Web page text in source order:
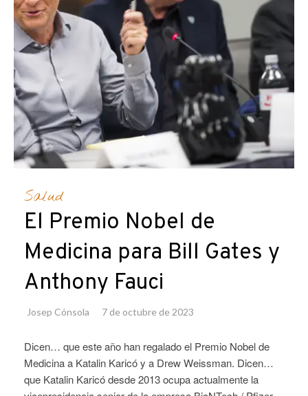
Salud
El Premio Nobel de
Medicina para Bill Gates y
Anthony Fauci
Josep Cónsola 7 de octubre de 2023
Dicen… que este año han regalado el Premio Nobel de
Medicina a Katalin Karicó y a Drew Weissman. Dicen…
que Katalin Karicó desde 2013 ocupa actualmente la